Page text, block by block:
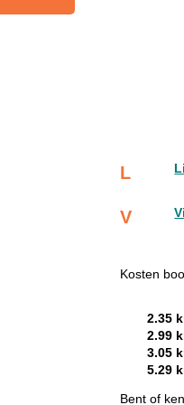
L
V
Kosten
2.35
2.99
3.05
5.29
Bent of